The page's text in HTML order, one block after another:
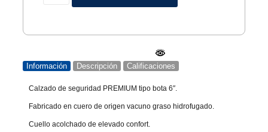
Información Descripción Calificaciones
Calzado de seguridad PREMIUM tipo bota 6″.
Fabricado en cuero de origen vacuno graso hidrofugado.
Cuello acolchado de elevado confort.